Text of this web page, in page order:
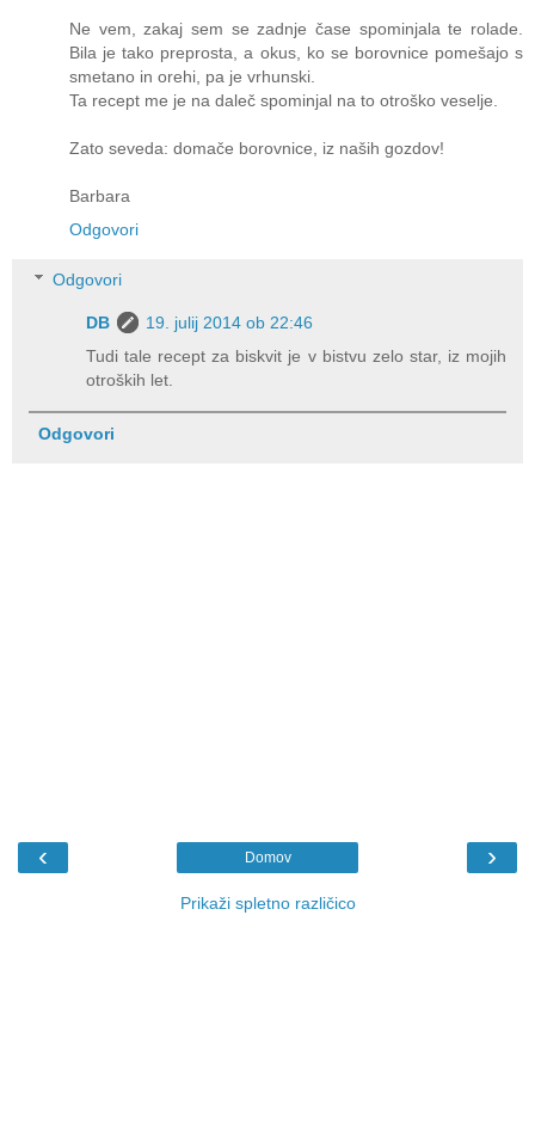
Ne vem, zakaj sem se zadnje čase spominjala te rolade.
Bila je tako preprosta, a okus, ko se borovnice pomešajo s
smetano in orehi, pa je vrhunski.
Ta recept me je na daleč spominjal na to otroško veselje.
Zato seveda: domače borovnice, iz naših gozdov!
Barbara
Odgovori
Odgovori
DB
19. julij 2014 ob 22:46
Tudi tale recept za biskvit je v bistvu zelo star, iz mojih
otroških let.
Odgovori
‹ ›
Domov
Prikaži spletno različico